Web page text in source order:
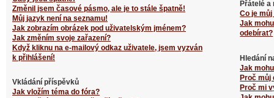
Změnil jsem časové pásmo, ale je to stále špatně!
Můj jazyk není na seznamu!
Jak zobrazím obrázek pod uživatelským jménem?
Jak změním svoje zařazení?
Když kliknu na e-mailový odkaz uživatele, jsem vyzván
k přihlášení!
Vkládání příspěvků
Jak vložím téma do fóra?
Přátelé a
Co je
Jak
odebírat?
Hledání
Jak
Proč můj
Proč mi